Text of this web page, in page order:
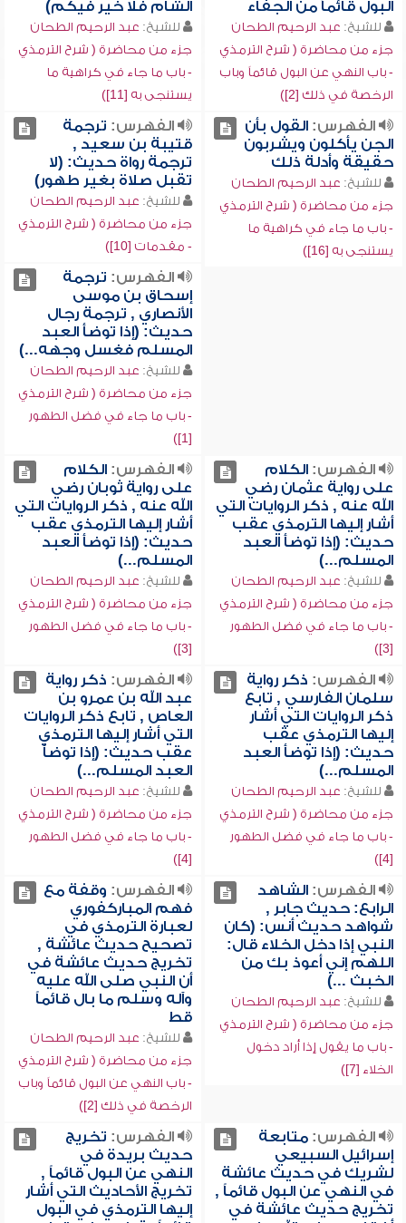
البول قائماً من الجفاء
للشيخ: عبد الرحيم الطحان
جزء من محاضرة ( شرح الترمذي
- باب النهي عن البول قائماً وباب
الرخصة في ذلك [2])
الشام فلا خير فيكم)
للشيخ: عبد الرحيم الطحان
جزء من محاضرة ( شرح الترمذي
- باب ما جاء في كراهية ما
يستنجى به [11])
الفهرس:القول بأن
الجن يأكلون ويشربون
حقيقة وأدلة ذلك
للشيخ: عبد الرحيم الطحان
جزء من محاضرة ( شرح الترمذي
- باب ما جاء في كراهية ما
يستنجى به [16])
الفهرس: ترجمة
قتيبة بن سعيد ,
ترجمة رواة حديث: (لا
تقبل صلاة بغير طهور)
للشيخ: عبد الرحيم الطحان
جزء من محاضرة ( شرح الترمذي
- مقدمات [10])
الفهرس: ترجمة
إسحاق بن موسى
الأنصاري , ترجمة رجال
حديث: (إذا توضأ العبد
المسلم فغسل وجهه...)
للشيخ: عبد الرحيم الطحان
جزء من محاضرة ( شرح الترمذي
- باب ما جاء في فضل الطهور
[1])
الفهرس:الكلام
على رواية عثمان رضي
الله عنه , ذكر الروايات التي
أشار إليها الترمذي عقب
حديث: (إذا توضأ العبد
المسلم...)
للشيخ: عبد الرحيم الطحان
جزء من محاضرة ( شرح الترمذي
- باب ما جاء في فضل الطهور
[3])
الفهرس:الكلام
على رواية ثوبان رضي
الله عنه , ذكر الروايات التي
أشار إليها الترمذي عقب
حديث: (إذا توضأ العبد
المسلم...)
للشيخ: عبد الرحيم الطحان
جزء من محاضرة ( شرح الترمذي
- باب ما جاء في فضل الطهور
[3])
الفهرس: ذكر رواية
سلمان الفارسي , تابع
ذكر الروايات التي أشار
إليها الترمذي عقب
حديث: (إذا توضأ العبد
المسلم...)
للشيخ: عبد الرحيم الطحان
جزء من محاضرة ( شرح الترمذي
- باب ما جاء في فضل الطهور
[4])
الفهرس: ذكر رواية
عبد الله بن عمرو بن
العاص , تابع ذكر الروايات
التي أشار إليها الترمذي
عقب حديث: (إذا توضأ
العبد المسلم...)
للشيخ: عبد الرحيم الطحان
جزء من محاضرة ( شرح الترمذي
- باب ما جاء في فضل الطهور
[4])
الفهرس:الشاهد
الرابع: حديث جابر ,
شواهد حديث أنس: (كان
النبي إذا دخل الخلاء قال:
اللهم إني أعوذ بك من
الخبث ...)
للشيخ: عبد الرحيم الطحان
جزء من محاضرة ( شرح الترمذي
- باب ما يقول إذا أراد دخول
الخلاء [7])
الفهرس: وقفة مع
فهم المباركفوري
لعبارة الترمذي في
تصحيح حديث عائشة ,
تخريج حديث عائشة في
أن النبي صلى الله عليه
وآله وسلم ما بال قائماً
قط
للشيخ: عبد الرحيم الطحان
جزء من محاضرة ( شرح الترمذي
- باب النهي عن البول قائماً وباب
الرخصة في ذلك [2])
الفهرس:متابعة
إسرائيل السبيعي
لشريك في حديث عائشة
في النهي عن البول قائماً ,
تخريج حديث عائشة في
الفهرس: تخريج
حديث بريدة في
النهي عن البول قائماً ,
تخريج الأحاديث التي أشار
إليها الترمذي في البول